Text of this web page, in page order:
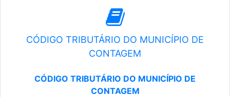
CÓDIGO TRIBUTÁRIO DO MUNICÍPIO DE
CONTAGEM
CÓDIGO TRIBUTÁRIO DO MUNICÍPIO DE
CONTAGEM